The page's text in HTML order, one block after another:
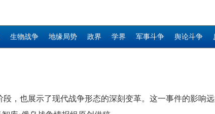
生物战争 地缘局势 政界 学界 军事斗争 舆论斗争
，也展示了现代战争形态的深刻变革。这一事件的影响